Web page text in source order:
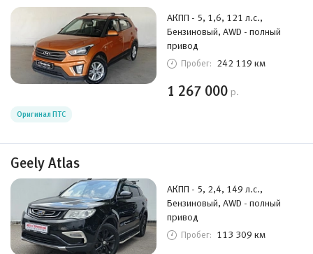
АКПП - 5, 1,6, 121 л.с.,
Бензиновый, AWD - полный
привод
Пробег: 242 119 км
1 267 000 р.
Оригинал ПТС
Geely Atlas
АКПП - 5, 2,4, 149 л.с.,
Бензиновый, AWD - полный
привод
Пробег: 113 309 км